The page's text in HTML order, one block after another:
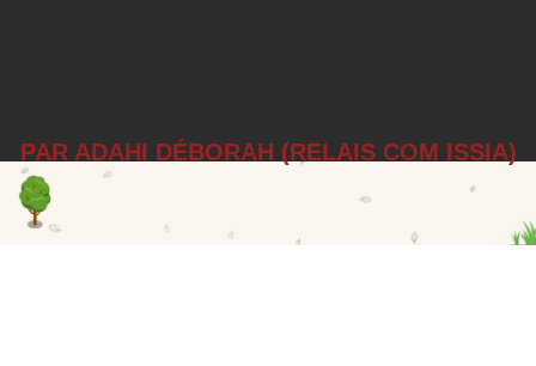
PAR ADAHI DÉBORAH (RELAIS COM ISSIA)